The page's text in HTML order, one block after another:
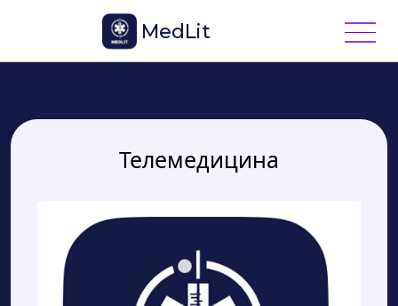
MedLit
Телемедицина